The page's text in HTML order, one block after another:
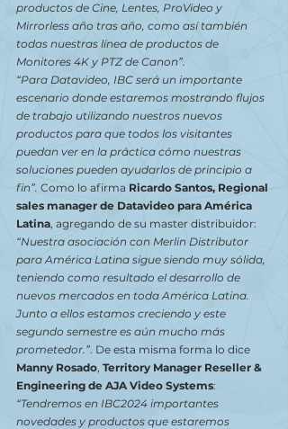
productos de Cine, Lentes, ProVideo y
Mirrorless año tras año, como así también
todas nuestras línea de productos de
Monitores 4K y PTZ de Canon”.
“Para Datavideo, IBC será un importante
escenario donde estaremos mostrando flujos
de trabajo utilizando nuestros nuevos
productos para que todos los visitantes
puedan ver en la práctica cómo nuestras
soluciones pueden ayudarlos de principio a
fin”. Como lo afirma Ricardo Santos, Regional
sales manager de Datavideo para América
Latina, agregando de su master distribuidor:
“Nuestra asociación con Merlin Distributor
para América Latina sigue siendo muy sólida,
teniendo como resultado el desarrollo de
nuevos mercados en toda América Latina.
Junto a ellos estamos creciendo y este
segundo semestre es aún mucho más
prometedor.”. De esta misma forma lo dice
Manny Rosado, Territory Manager Reseller &
Engineering de AJA Video Systems:
“Tendremos en IBC2024 importantes
novedades y productos que estaremos